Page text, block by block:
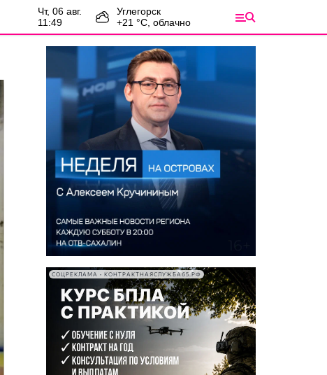
чт, 06 авг.
11:49
Углегорск
+21 °С, облачно
СОЦРЕКЛАМА • КОНТРАКТНАЯСЛУЖБА65.РФ